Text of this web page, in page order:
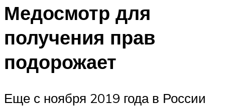
Медосмотр для
получения прав
подорожает
Еще с ноября 2019 года в России